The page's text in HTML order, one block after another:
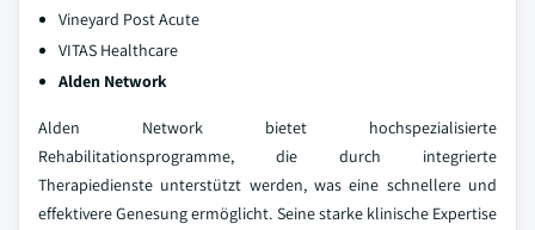
Vineyard Post Acute
VITAS Healthcare
Alden Network
Alden Network bietet hochspezialisierte
Rehabilitationsprogramme, die durch integrierte
Therapiedienste unterstützt werden, was eine schnellere und
effektivere Genesung ermöglicht. Seine starke klinische Expertise